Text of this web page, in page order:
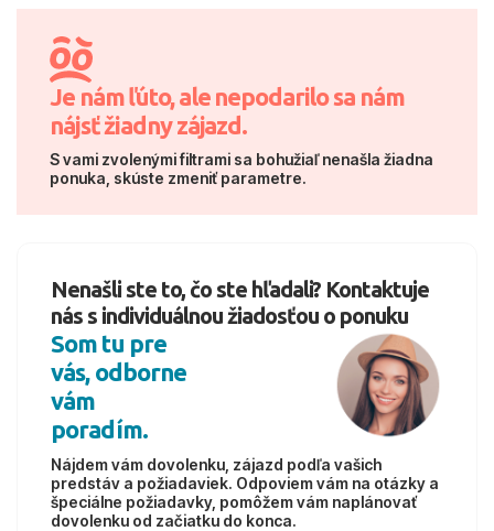
Je nám ľúto, ale nepodarilo sa nám
nájsť žiadny zájazd.
S vami zvolenými filtrami sa bohužiaľ nenašla žiadna
ponuka, skúste zmeniť parametre.
Nenašli ste to, čo ste hľadali? Kontaktuje
nás s individuálnou žiadosťou o ponuku
Som tu pre
vás, odborne
vám
poradím.
Nájdem vám dovolenku, zájazd podľa vašich
predstáv a požiadaviek. Odpoviem vám na otázky a
špeciálne požiadavky, pomôžem vám naplánovať
dovolenku od začiatku do konca.